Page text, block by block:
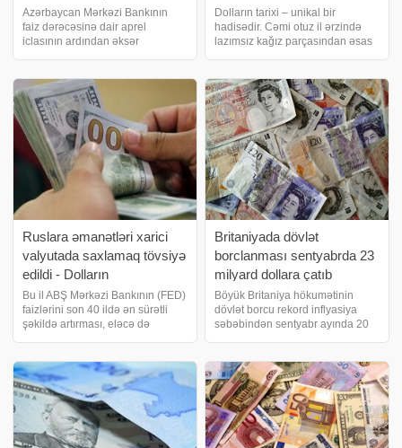
"exchange"lərdə düşüb
Azərbaycan Mərkəzi Bankının
faiz dərəcəsinə dair aprel
iclasının ardından əksər
məzənnəsini endiriblər.
tərəfindən aparılan monitorinqə
görə, əsasən valyut
etdi
Dolların tarixi – unikal bir
hadisədir. Cəmi otuz il ərzində
lazımsız kağız parçasından əsas
darmadağın etdi. Bu yazıda biz
ölkələrin öz əlləri ilə valyuta
hegemonun
Ruslara əmanətləri xarici
valyutada saxlamaq tövsiyə
edildi - Dolların
bahalaşması davam edə
bilər
Bu il ABŞ Mərkəzi Bankının (FED)
faizlərini son 40 ildə ən sürətli
şəkildə artırması, eləcə də
bahalaşıb. Marja xəbər verir ki,
"Sovcombank"ın baş analitik
Britaniyada dövlət
borclanması sentyabrda 23
milyard dollara çatıb
Böyük Britaniya hökumətinin
dövlət borcu rekord inflyasiya
səbəbindən sentyabr ayında 20
verir ki, bu barədə "Financial
Times" qəzeti Milli Statistik